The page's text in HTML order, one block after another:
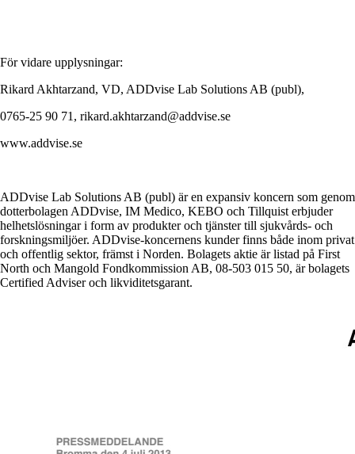
För vidare upplysningar:
Rikard Akhtarzand, VD, ADDvise Lab Solutions AB (publ),
0765-25 90 71, rikard.akhtarzand@addvise.se
www.addvise.se
ADDvise Lab Solutions AB (publ) är en expansiv koncern som genom
dotterbolagen ADDvise, IM Medico, KEBO och Tillquist erbjuder
helhetslösningar i form av produkter och tjänster till sjukvårds- och
forskningsmiljöer. ADDvise-koncernens kunder finns både inom privat
och offentlig sektor, främst i Norden. Bolagets aktie är listad på First
North och Mangold Fondkommission AB, 08-503 015 50, är bolagets
Certified Adviser och likviditetsgarant.